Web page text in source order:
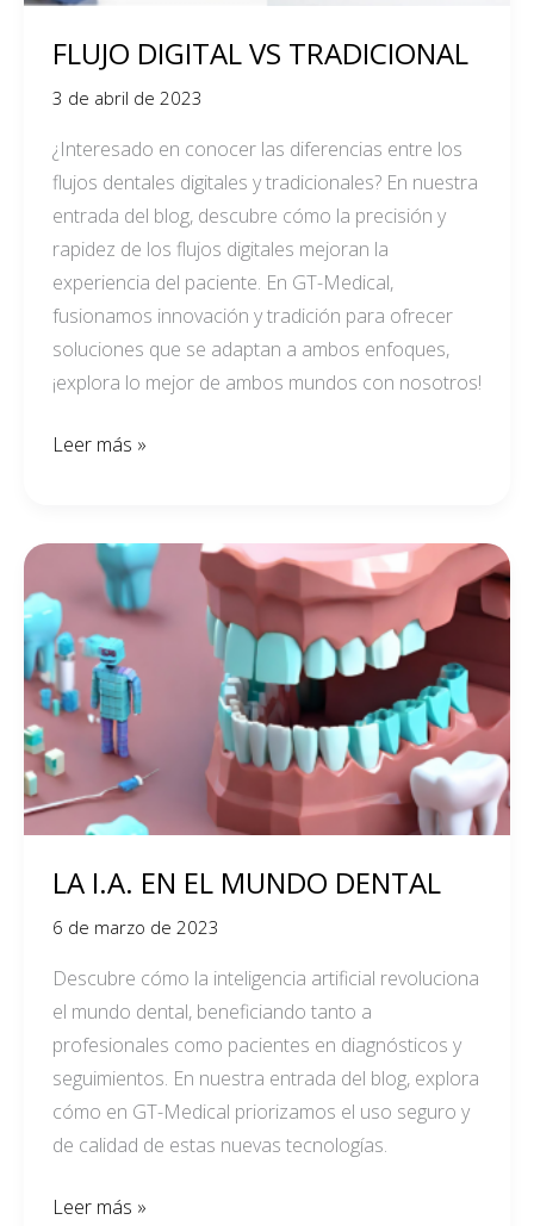
FLUJO DIGITAL VS TRADICIONAL
3 de abril de 2023
¿Interesado en conocer las diferencias entre los
flujos dentales digitales y tradicionales? En nuestra
entrada del blog, descubre cómo la precisión y
rapidez de los flujos digitales mejoran la
experiencia del paciente. En GT-Medical,
fusionamos innovación y tradición para ofrecer
soluciones que se adaptan a ambos enfoques,
¡explora lo mejor de ambos mundos con nosotros!
Leer más »
LA I.A. EN EL MUNDO DENTAL
6 de marzo de 2023
Descubre cómo la inteligencia artificial revoluciona
el mundo dental, beneficiando tanto a
profesionales como pacientes en diagnósticos y
seguimientos. En nuestra entrada del blog, explora
cómo en GT-Medical priorizamos el uso seguro y
de calidad de estas nuevas tecnologías.
I.A.
EN
EL
MUNDO
DENTAL
Leer más »